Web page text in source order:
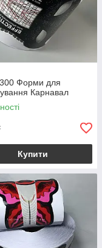
Форми для
Карнавал
Купити